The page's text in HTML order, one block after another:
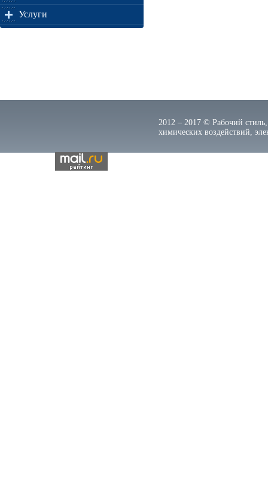
Услуги
2012 – 2017 © Рабочий
химических воздействий,